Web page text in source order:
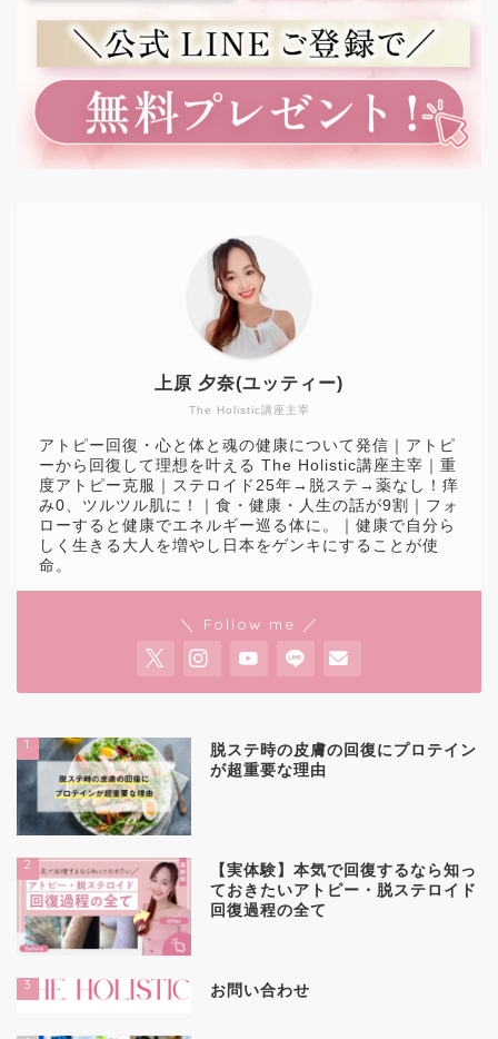
The Holistic講座主宰
上原 夕奈(ユッティー)
アトピー回復・心と体と魂の健康について発信｜アトピ
ーから回復して理想を叶える The Holistic講座主宰｜重
度アトピー克服｜ステロイド25年→脱ステ→薬なし！痒
み0、ツルツル肌に！｜食・健康・人生の話が9割｜フォ
ローすると健康でエネルギー巡る体に。｜健康で自分ら
しく生きる大人を増やし日本をゲンキにすることが使
命。
＼ Follow me ／
1
脱ステ時の皮膚の回復にプロテイン
が超重要な理由
2
【実体験】本気で回復するなら知っ
ておきたいアトピー・脱ステロイド
回復過程の全て
3 お問い合わせ